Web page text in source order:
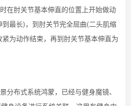
在肘关节基本伸直的位置上开始做动
最长)，到肘关节完全屈曲(二头肌缩
为动作结束，再到肘关节基本伸直为
布式系统鸿蒙，已经与健身魔镜、